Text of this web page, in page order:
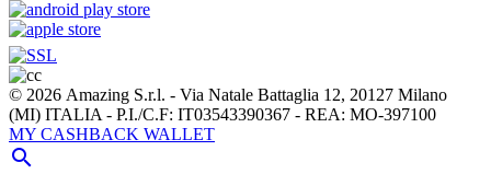
© 2026 Amazing S.r.l. - Via Natale Battaglia 12, 20127 Milano
(MI) ITALIA - P.I./C.F: IT03543390367 - REA: MO-397100
MY CASHBACK WALLET
